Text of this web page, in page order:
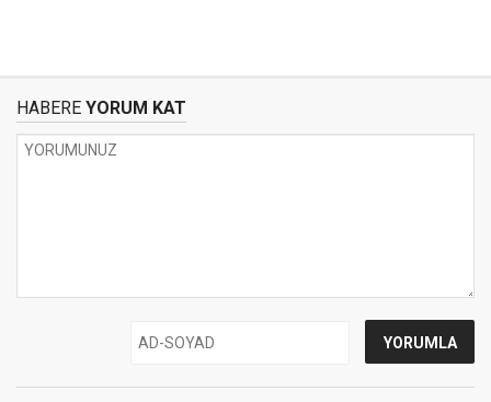
HABERE YORUM KAT